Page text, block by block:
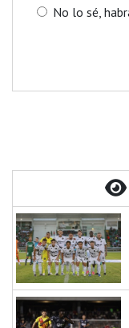
No lo sé,